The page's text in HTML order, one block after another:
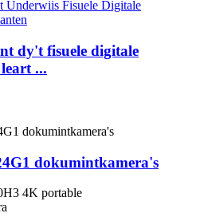
dy't fisuele digitale
...
dokumintkamera's